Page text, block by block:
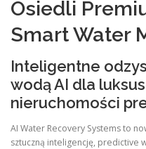
Osiedli
Smart Water
Inteligentne
wodą AI dla
nieruchomości
AI Water Recovery Systems to
sztuczną inteligencję, predictive